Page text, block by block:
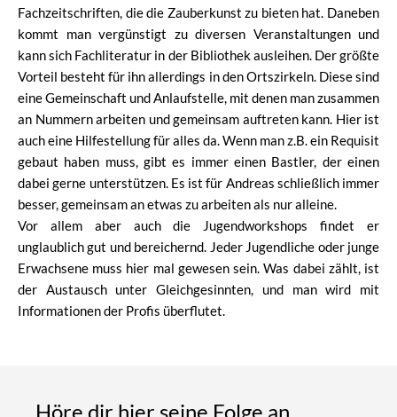
Fachzeitschriften, die die Zauberkunst zu bieten hat. Daneben
kommt man vergünstigt zu diversen Veranstaltungen und
kann sich Fachliteratur in der Bibliothek ausleihen. Der größte
Vorteil besteht für ihn allerdings in den Ortszirkeln. Diese sind
eine Gemeinschaft und Anlaufstelle, mit denen man zusammen
an Nummern arbeiten und gemeinsam auftreten kann. Hier ist
auch eine Hilfestellung für alles da. Wenn man z.B. ein Requisit
gebaut haben muss, gibt es immer einen Bastler, der einen
dabei gerne unterstützen. Es ist für Andreas schließlich immer
besser, gemeinsam an etwas zu arbeiten als nur alleine.
Vor allem aber auch die Jugendworkshops findet er
unglaublich gut und bereichernd. Jeder Jugendliche oder junge
Erwachsene muss hier mal gewesen sein. Was dabei zählt, ist
der Austausch unter Gleichgesinnten, und man wird mit
Informationen der Profis überflutet.
Höre dir hier seine Folge an